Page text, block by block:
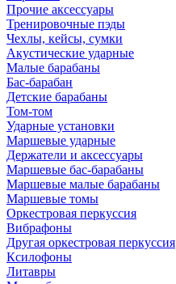
Прочие аксессуары
Тренировочные пэды
Чехлы, кейсы, сумки
Акустические ударные
Mалые барабаны
Бас-барабан
Детские барабаны
Том-том
Ударные установки
Маршевые ударные
Держатели и аксессуары
Маршевые бас-барабаны
Маршевые малые барабаны
Маршевые томы
Оркестровая перкуссия
Вибрафоны
Другая оркестровая перкуссия
Ксилофоны
Литавры